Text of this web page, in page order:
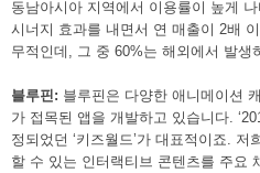
동남아시아 지역에서 이용률이 높게
시너지 효과를 내면서 연 매출이 2배
무적인데, 그 중 60%는 해외에서 발생
블루핀: 블루핀은 다양한 애니메이션
가 접목된 앱을 개발하고 있습니다.
정되었던 ‘키즈월드’가 대표적이죠.
할 수 있는 인터랙티브 콘텐츠를 주요